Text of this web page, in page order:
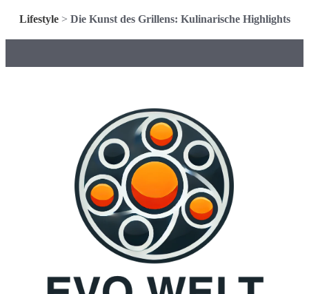
Lifestyle> Die Kunst des Grillens: Kulinarische Highlights